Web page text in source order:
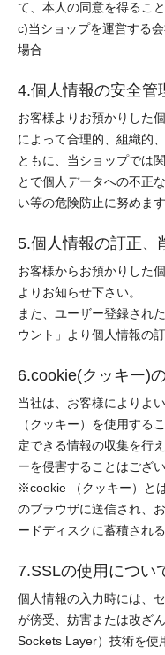
て、本人の同意を得るこ
c)当ショップを運営する
場合
4.個人情報の安全管
お客様よりお預かりした
によって合理的、組織的
ともに、当ショップでは
とで個人データへの不正
い等の危険防止に努めます
5.個人情報の訂正、
お客様からお預かりした
よりお知らせ下さい。
また、ユーザー登録され
ウント」より個人情報の
6.cookie(クッキー)
当社は、お客様によりよ
（クッキー）を使用する
定できる情報の収集を行
ーを侵害することはござい
※cookie （クッキー）と
のブラウザに送信され、
ードディスクに蓄積される
7.SSLの使用につい
個人情報の入力時には、
が傍受、妨害または改ざ
Sockets Layer）技術を使